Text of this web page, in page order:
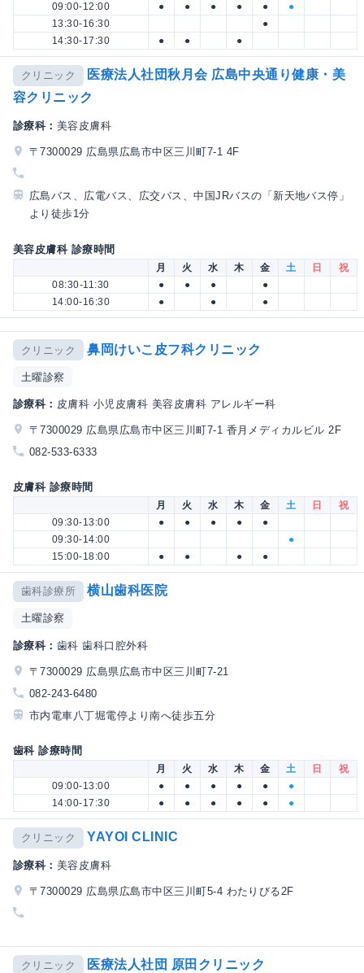
09:00-12:00 ● ● ● ● ●
●
13:30-16:30
●
14:30-17:30
● ● ●
クリニック
医療法人社団秋月会 広島中央通り健康・美
容クリニック
診療科： 美容皮膚科
〒7300029 広島県広島市中区三川町7-1 4F
広島バス、広電バス、広交バス、中国JRバスの「新天地バス停」
より徒歩1分
美容皮膚科 診療時間
月 火 水 木 金 土 日
祝
08:30-11:30
● ● ●
●
14:00-16:30
● ● ●
クリニック 鼻岡けいこ皮フ科クリニック
土曜診察
診療科： 皮膚科 小児皮膚科 美容皮膚科 アレルギー科
〒7300029 広島県広島市中区三川町7-1 香月メディカルビル 2F
082-533-6333
皮膚科 診療時間
月 火 水 木 金 土 日
祝
09:30-13:00
● ● ● ●
●
09:30-14:00
●
15:00-18:00
● ● ● ●
歯科診療所 横山歯科医院
土曜診察
診療科： 歯科 歯科口腔外科
〒7300029 広島県広島市中区三川町7-21
082-243-6480
市内電車八丁堀電停より南へ徒歩五分
歯科 診療時間
月 火 水 木 金 土 日
祝
09:00-13:00
● ● ● ● ●
●
14:00-17:30
● ● ● ● ● ●
クリニック YAYOI CLINIC
診療科： 美容皮膚科
〒7300029 広島県広島市中区三川町5-4 わたりびる2F
クリニック 医療法人社団 原田クリニック